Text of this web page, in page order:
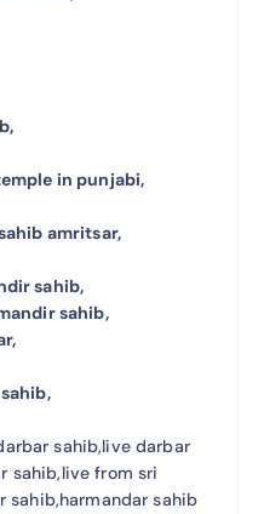
in punjabi,
amritsar,
sahib,
sahib,
sahib,live darbar
sahib,live from sri
sahib,harmandar sahib